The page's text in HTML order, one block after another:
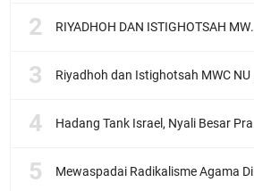
RIYADHOH DAN ISTIGHOTSAH MWC NU LOWOKWARU Menyambut Muktamar NU ke-35, Meneguhkan Sanad Laku Para Muassis
Riyadhoh dan Istighotsah MWC NU Lowokwaru: Menguatkan Doa, Menjalin Ukhuwah Menyambut Muktamar NU ke-35
Hadang Tank Israel, Nyali Besar Prajurit TNI Jadi Sorotan Dunia
Mewaspadai Radikalisme Agama Di Tubuh Polri